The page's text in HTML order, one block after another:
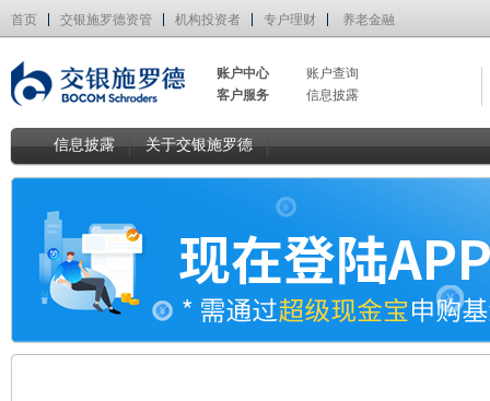
首页 交银施罗德资管 机构投资者 专户理财 养老金融
账户中心
账户查询
客户服务
信息披露
信息披露 关于交银施罗德